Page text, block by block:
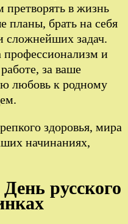
претворять в жизнь
планы, брать на себя
сложнейших задач.
профессионализм и
за ваше
любовь к родному
здоровья, мира
начинаниях,
русского